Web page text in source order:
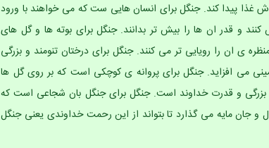
پیدا کند. جنگل برای انسان هایی ست که می خواهند با ورود
و قدر ان ها را بیش تر بدانند. جنگل برای بوته ها و گل های
ی ان را رویایی تر می کنند. جنگل برای درختان تنومند و بزرگی
می افزاید. جنگل برای پروانه ی کوچکی است که بر روی گل ها
و قدرت خداوند است. جنگل برای جنگل بان شجاعی است که
جان مایه می گذارد تا بتواند از این رحمت خداوندی یعنی جنگل